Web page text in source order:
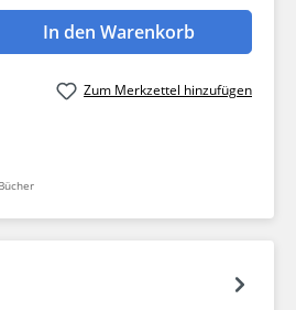
Gib den
In den Warenkorb
Zum Merkzettel hinzufügen